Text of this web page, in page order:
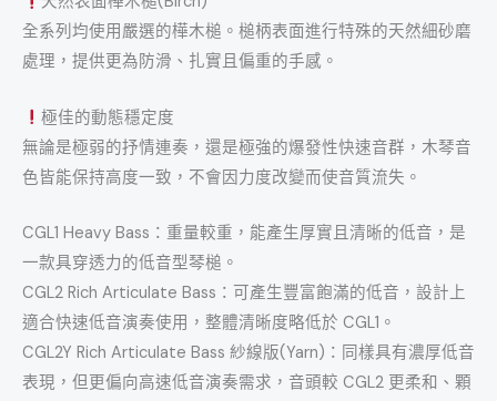
全系列均使用嚴選的樺木槌。槌柄表面進行特殊的天然細砂磨
處理，提供更為防滑、扎實且偏重的手感。
極佳的動態穩定度
無論是極弱的抒情連奏，還是極強的爆發性快速音群，木琴音
色皆能保持高度一致，不會因力度改變而使音質流失。
CGL1 Heavy Bass：重量較重，能產生厚實且清晰的低音，是
一款具穿透力的低音型琴槌。
CGL2 Rich Articulate Bass：可產生豐富飽滿的低音，設計上
適合快速低音演奏使用，整體清晰度略低於 CGL1。
CGL2Y Rich Articulate Bass 紗線版(Yarn)：同樣具有濃厚低音
表現，但更偏向高速低音演奏需求，音頭較 CGL2 更柔和、顆